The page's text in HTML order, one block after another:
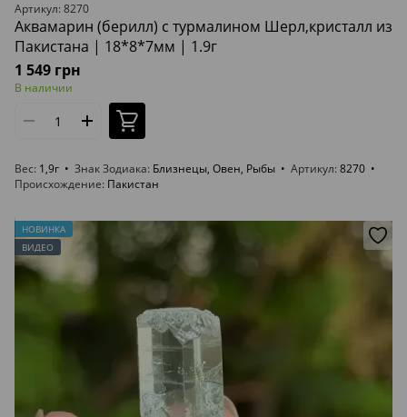
Артикул: 8270
Аквамарин (берилл) с турмалином Шерл,кристалл из
Пакистана | 18*8*7мм | 1.9г
1 549 грн
В наличии
Вес 1,9г Знак Зодиака Близнецы, Овен, Рыбы Артикул 8270
Происхождение Пакистан
НОВИНКА
ВИДЕО